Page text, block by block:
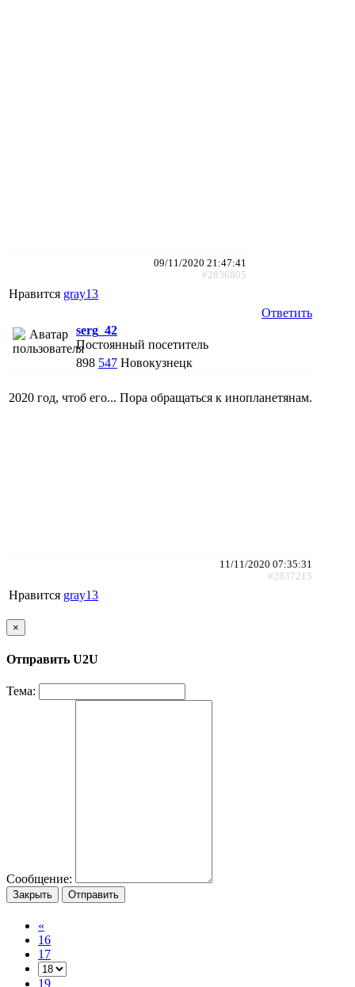
09/11/2020 21:47:41
#2836805
Нравится gray13
Ответить
serg_42
Постоянный посетитель
898 547 Новокузнецк
2020 год, чтоб его... Пора обращаться к инопланетянам.
11/11/2020 07:35:31
#2837215
Нравится gray13
×
Отправить U2U
Тема:
Сообщение:
Закрыть Отправить
«
16
17
19